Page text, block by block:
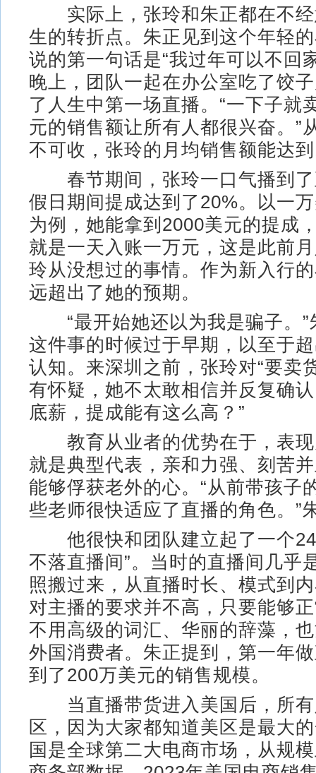
实际上，张玲和朱正都在不经
生的转折点。朱正见到这个年轻
说的第一句话是“我过年可以不回
晚上，团队一起在办公室吃了饺
了人生中第一场直播。“一下子就
元的销售额让所有人都很兴奋。”
不可收，张玲的月均销售额能达
春节期间，张玲一口气播到了
假日期间提成达到了20%。以一
为例，她能拿到2000美元的提成
就是一天入账一万元，这是此前
玲从没想过的事情。作为新入行
远超出了她的预期。
“最开始她还以为我是骗子。”
这件事的时候过于早期，以至于
认知。来深圳之前，张玲对“要卖
有怀疑，她不太敢相信并反复确
底薪，提成能有这么高？”
教育从业者的优势在于，表现
就是典型代表，亲和力强、刻苦
能够俘获老外的心。“从前带孩子
些老师很快适应了直播的角色。”
他很快和团队建立起了一个24
不落直播间”。当时的直播间几乎
照搬过来，从直播时长、模式到
对主播的要求并不高，只要能够
不用高级的词汇、华丽的辞藻，
外国消费者。朱正提到，第一年
到了200万美元的销售规模。
当直播带货进入美国后，所有
区，因为大家都知道美区是最大
国是全球第二大电商市场，从规